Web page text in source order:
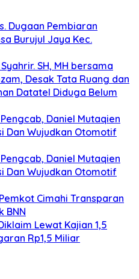
Dugaan Pembiaran
Burujul Jaya Kec.
SH, MH bersama
Desak Tata Ruang dan
Datatel Diduga Belum
Daniel Mutaqien
Dan Wujudkan Otomotif
Daniel Mutaqien
Dan Wujudkan Otomotif
Cimahi Transparan
BNN
Lewat Kajian 1,5
Rp1,5 Miliar